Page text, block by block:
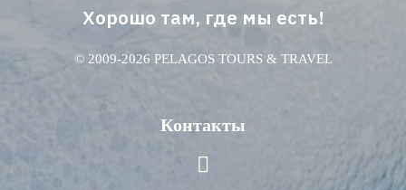
Хорошо там, где мы есть!
© 2009-2026 PELAGOS TOURS & TRAVEL
Контакты